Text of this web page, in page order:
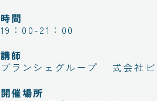
時間
19：00-21：00
講師
ブランシェグループ 式会社ビ
開催場所